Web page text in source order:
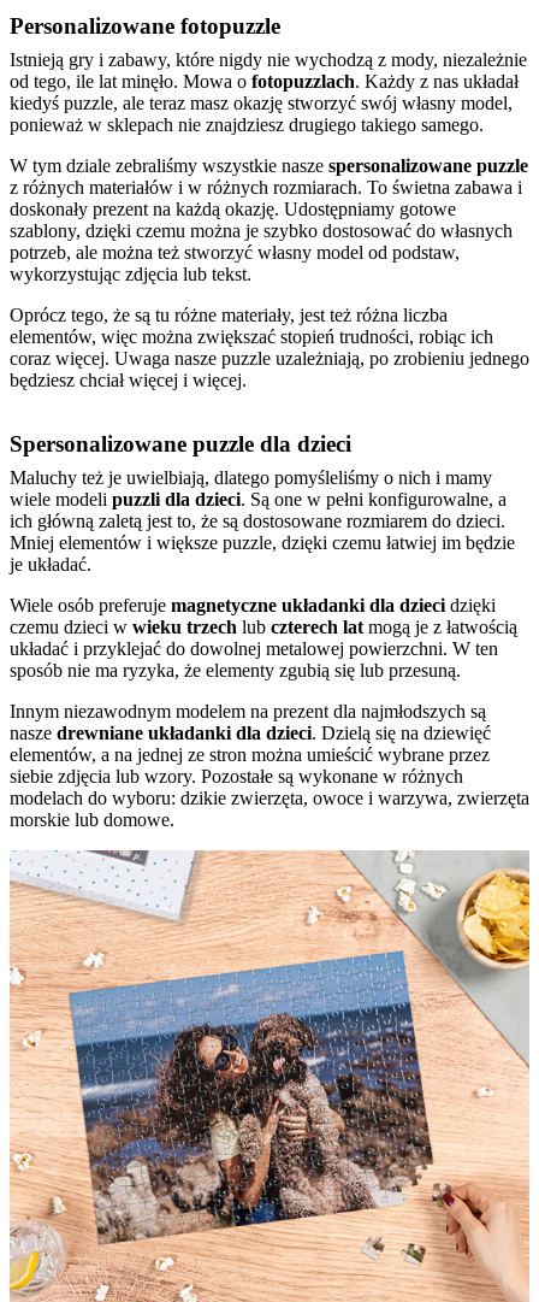
Personalizowane fotopuzzle
Istnieją gry i zabawy, które nigdy nie wychodzą z mody, niezależnie
od tego, ile lat minęło. Mowa o fotopuzzlach. Każdy z nas układał
kiedyś puzzle, ale teraz masz okazję stworzyć swój własny model,
ponieważ w sklepach nie znajdziesz drugiego takiego samego.
W tym dziale zebraliśmy wszystkie nasze spersonalizowane puzzle
z różnych materiałów i w różnych rozmiarach. To świetna zabawa i
doskonały prezent na każdą okazję. Udostępniamy gotowe
szablony, dzięki czemu można je szybko dostosować do własnych
potrzeb, ale można też stworzyć własny model od podstaw,
wykorzystując zdjęcia lub tekst.
Oprócz tego, że są tu różne materiały, jest też różna liczba
elementów, więc można zwiększać stopień trudności, robiąc ich
coraz więcej. Uwaga nasze puzzle uzależniają, po zrobieniu jednego
będziesz chciał więcej i więcej.
Spersonalizowane puzzle dla dzieci
Maluchy też je uwielbiają, dlatego pomyśleliśmy o nich i mamy
wiele modeli puzzli dla dzieci. Są one w pełni konfigurowalne, a
ich główną zaletą jest to, że są dostosowane rozmiarem do dzieci.
Mniej elementów i większe puzzle, dzięki czemu łatwiej im będzie
je układać.
Wiele osób preferuje magnetyczne układanki dla dzieci dzięki
czemu dzieci w wieku trzech lub czterech lat mogą je z łatwością
układać i przyklejać do dowolnej metalowej powierzchni. W ten
sposób nie ma ryzyka, że elementy zgubią się lub przesuną.
Innym niezawodnym modelem na prezent dla najmłodszych są
nasze drewniane układanki dla dzieci. Dzielą się na dziewięć
elementów, a na jednej ze stron można umieścić wybrane przez
siebie zdjęcia lub wzory. Pozostałe są wykonane w różnych
modelach do wyboru: dzikie zwierzęta, owoce i warzywa, zwierzęta
morskie lub domowe.